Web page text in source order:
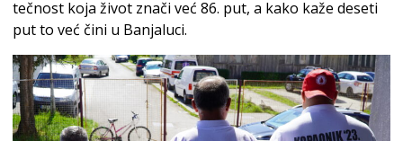
tečnost koja život znači već 86. put, a kako kaže deseti
put to već čini u Banjaluci.